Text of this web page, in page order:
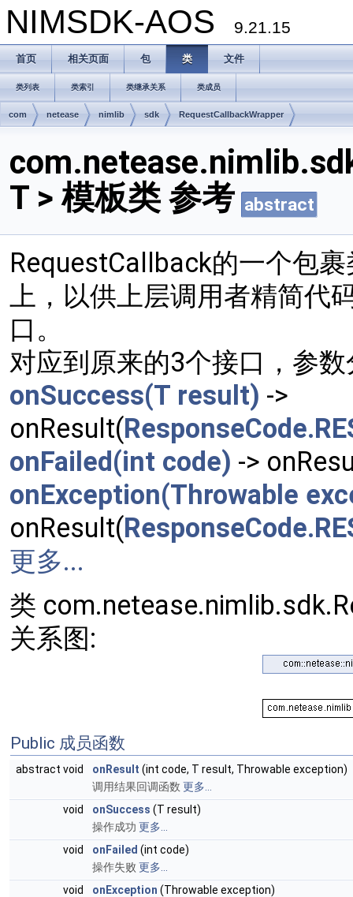
NIMSDK-AOS 9.21.15
首页 相关页面 包 类 文件
类列表 类索引 类继承关系 类成员
com netease nimlib sdk RequestCallbackWrapper
T > 模板类 参考 abstract
RequestCallback的一个包
上，以供上层调用者精简代
口。
对应到原来的3个接口，参
onSuccess(T result) ->
onResult(
onFailed(int code) ->
onException(Throwable
onResult(
更多...
类
关系图:
Public 成员函数
abstract void onResult (int code, T result, Throwable exception)
调用结果回调函数 更多...
void
onSuccess (T result)
操作成功 更多...
void
onFailed (int code)
操作失败 更多...
void
onException (Throwable exception)